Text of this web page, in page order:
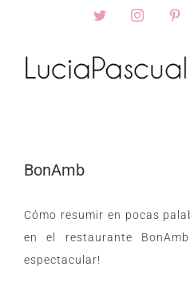
Twitter
BonAmb
Cómo resumir en pocas
en el restaurante BonAmb
espectacular!